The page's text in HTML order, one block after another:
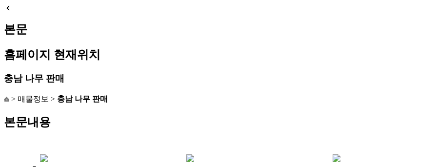
본문
홈페이지 현재위치
충남 나무 판매
> 매물정보 > 충남 나무 판매
본문내용